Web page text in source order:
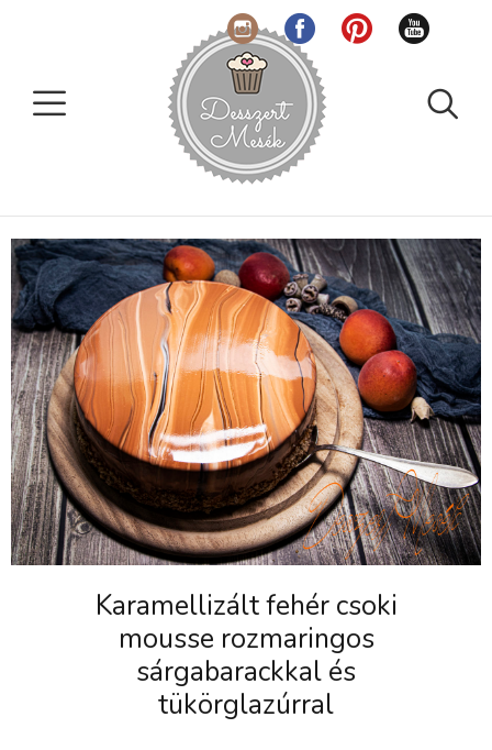
Karamellizált fehér csoki
mousse rozmaringos
sárgabarackkal és
tükörglazúrral